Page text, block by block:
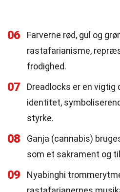
06
Farverne rød, gul og
rastafarianisme,
frodighed.
07
Dreadlocks er en
identitet,
styrke.
08
Ganja (cannabis)
som et sakrament og
09
Nyabinghi